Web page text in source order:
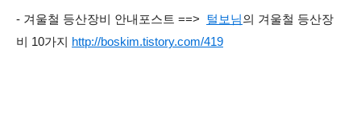
- 겨울철 등산장비 안내포스트 ==> 털보님의 겨울철 등산장
비 10가지
http://boskim.tistory.com/419